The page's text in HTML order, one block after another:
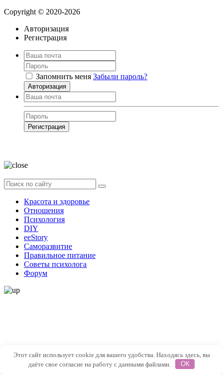
Copyright © 2020-2026
Авторизация
Регистрация
Запомнить меня Забыли пароль?
Авторизация
Регистрация
Красота и здоровье
Отношения
Психология
DIY
ееStory
Саморазвитие
Правильное питание
Советы психолога
Форум
Этот сайт использует cookie для вашего удобства. Находясь здесь, вы
даёте свое согласие на работу с данными файлами.
ОК